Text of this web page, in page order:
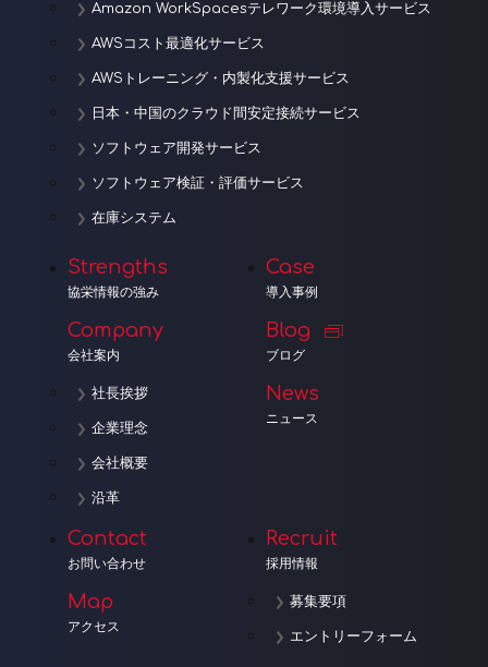
Amazon WorkSpacesテレワーク環境導入サービス
AWSコスト最適化サービス
AWSトレーニング・内製化支援サービス
日本・中国のクラウド間安定接続サービス
ソフトウェア開発サービス
ソフトウェア検証・評価サービス
在庫システム
Strengths
協栄情報の強み
Company
会社案内
社長挨拶
企業理念
会社概要
沿革
Case
導入事例
Blog
ブログ
News
ニュース
Contact
お問い合わせ
Map
アクセス
Recruit
採用情報
募集要項
エントリーフォーム